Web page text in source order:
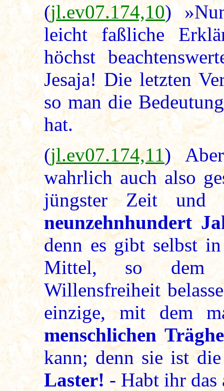
(jl.ev07.174,10)
leicht faßliche
höchst
Jesaja! Die letzten
so man die
hat.
(jl.ev07.174,11)
wahrlich auch also
jüngster Zeit
neunzehnhundert
denn es gibt selbst
Mittel, so dem
Willensfreiheit
einzige, mit dem
menschlichen
kann; denn sie ist
Laster!- Habt ihr das